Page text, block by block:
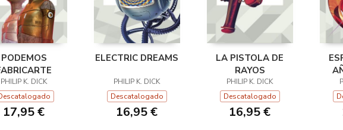
PODEMOS
PHILIP K. DICK
17,95 €
ELECTRIC DREAMS
PHILIP K. DICK
Descatalogado
16,95 €
LA PISTOLA DE
RAYOS
PHILIP K. DICK
Descatalogado
16,95 €